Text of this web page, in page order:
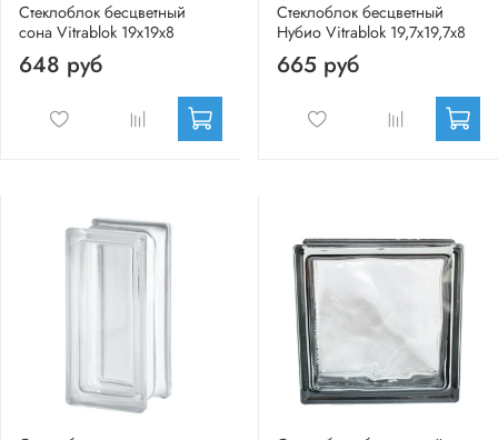
Стеклоблок бесцветный
сона Vitrablok 19х19х8
648 руб
Стеклоблок бесцветный
Нубио Vitrablok 19,7x19,7x8
665 руб